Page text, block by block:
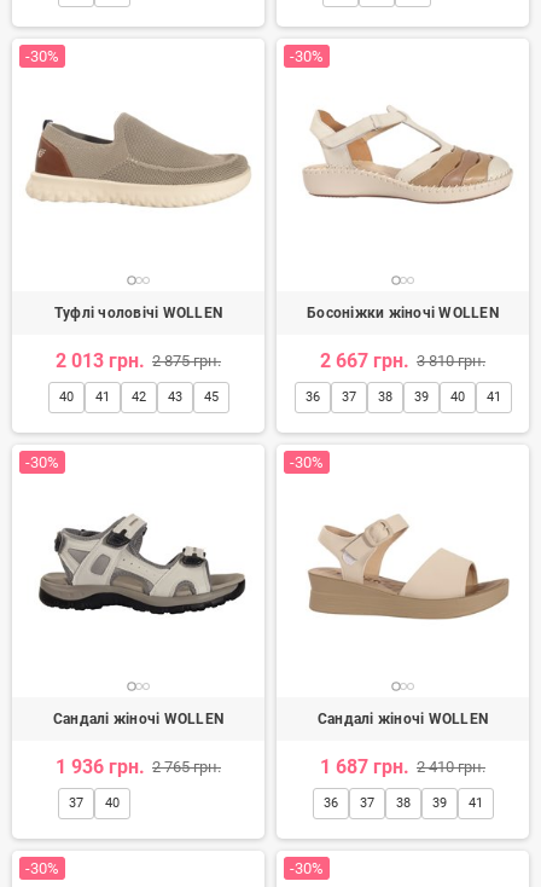
-30%
Туфлі чоловічі WOLLEN
2 013 грн. 2 875 грн.
40 41 42 43 45
-30%
Босоніжки жіночі WOLLEN
2 667 грн. 3 810 грн.
36 37 38 39 40 41
-30%
Сандалі жіночі WOLLEN
1 936 грн. 2 765 грн.
37 40
-30%
Сандалі жіночі WOLLEN
1 687 грн. 2 410 грн.
36 37 38 39 41
-30% -30%